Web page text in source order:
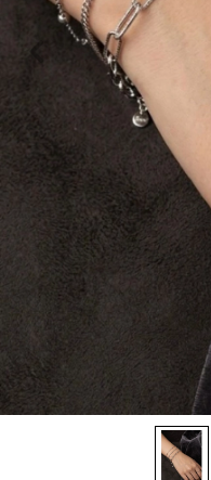
Jasper
Kaplangözü
Sitrin
Oniks
Yıldız
Obsidyen